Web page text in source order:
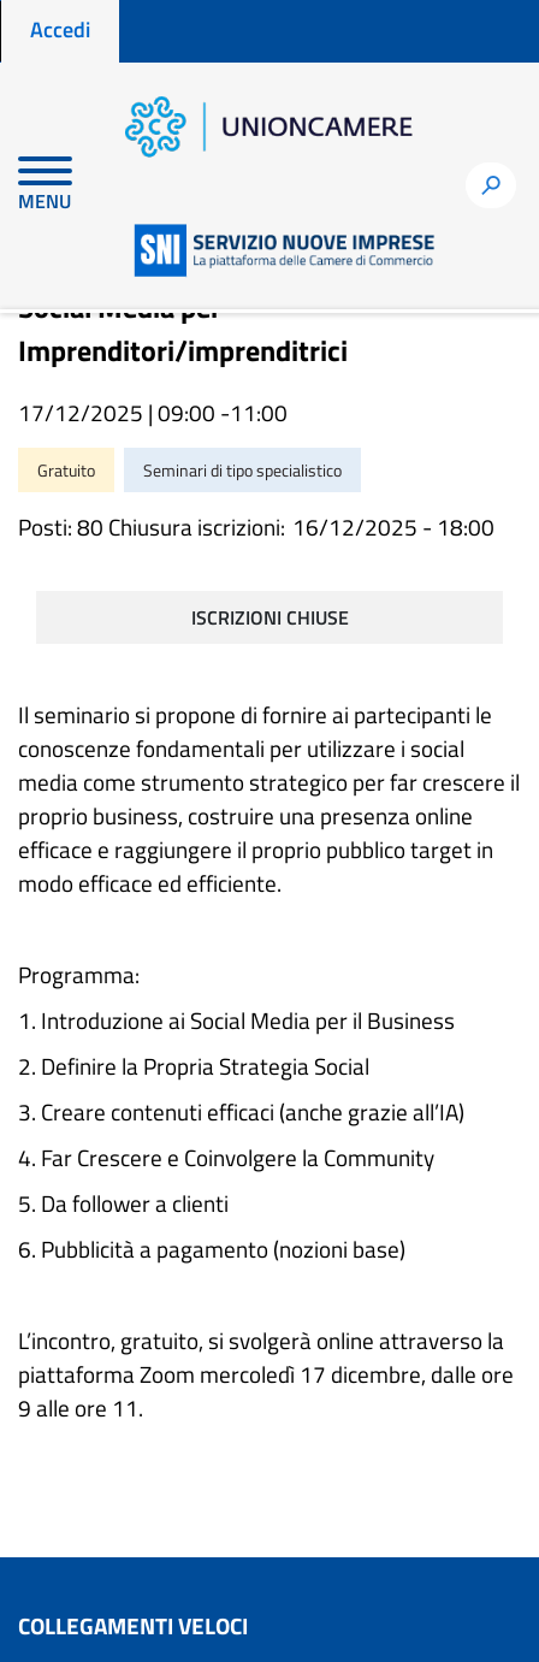
Menu profilo utente
Accedi
MENU
h
Home Social Media per Imprenditori/imprenditrici
Social Media per
Imprenditori/imprenditrici
17/12/2025 | 09:00 -11:00
Gratuito Seminari di tipo specialistico
Posti: 80 Chiusura iscrizioni: 16/12/2025 - 18:00
ISCRIZIONI CHIUSE
Il seminario si propone di fornire ai partecipanti le
conoscenze fondamentali per utilizzare i social
media come strumento strategico per far crescere il
proprio business, costruire una presenza online
efficace e raggiungere il proprio pubblico target in
modo efficace ed efficiente.
Programma:
1. Introduzione ai Social Media per il Business
2. Definire la Propria Strategia Social
3. Creare contenuti efficaci (anche grazie all’IA)
4. Far Crescere e Coinvolgere la Community
5. Da follower a clienti
6. Pubblicità a pagamento (nozioni base)
L’incontro, gratuito, si svolgerà online attraverso la
piattaforma Zoom mercoledì 17 dicembre, dalle ore
9 alle ore 11.
COLLEGAMENTI VELOCI